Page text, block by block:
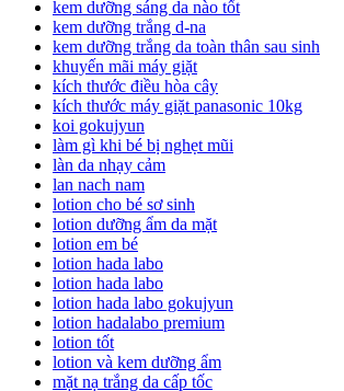
kem dưỡng sáng da nào tốt
kem dưỡng trắng d-na
kem dưỡng trắng da toàn thân sau sinh
khuyến mãi máy giặt
kích thước điều hòa cây
kích thước máy giặt panasonic 10kg
koi gokujyun
làm gì khi bé bị nghẹt mũi
làn da nhạy cảm
lan nach nam
lotion cho bé sơ sinh
lotion dưỡng ẩm da mặt
lotion em bé
lotion hada labo
lotion hada labo
lotion hada labo gokujyun
lotion hadalabo premium
lotion tốt
lotion và kem dưỡng ẩm
mặt nạ trắng da cấp tốc